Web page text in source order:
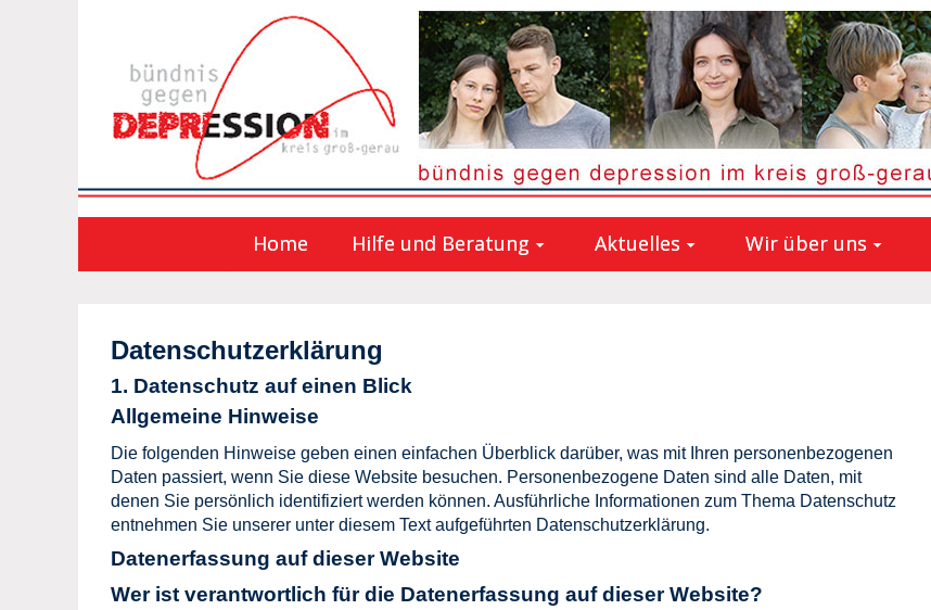
Home Hilfe und Beratung Aktuelles Wir über uns
Datenschutz­erklärung
1. Datenschutz auf einen Blick
Allgemeine Hinweise
Die folgenden Hinweise geben einen einfachen Überblick darüber, was mit Ihren personenbezogenen
Daten passiert, wenn Sie diese Website besuchen. Personenbezogene Daten sind alle Daten, mit
denen Sie persönlich identifiziert werden können. Ausführliche Informationen zum Thema Datenschutz
entnehmen Sie unserer unter diesem Text aufgeführten Datenschutzerklärung.
Datenerfassung auf dieser Website
Wer ist verantwortlich für die Datenerfassung auf dieser Website?